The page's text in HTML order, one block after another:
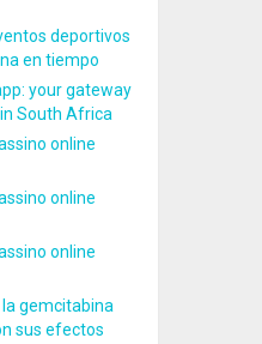
deportivos
en tiempo
your gateway
South Africa
online
online
online
gemcitabina
sus efectos